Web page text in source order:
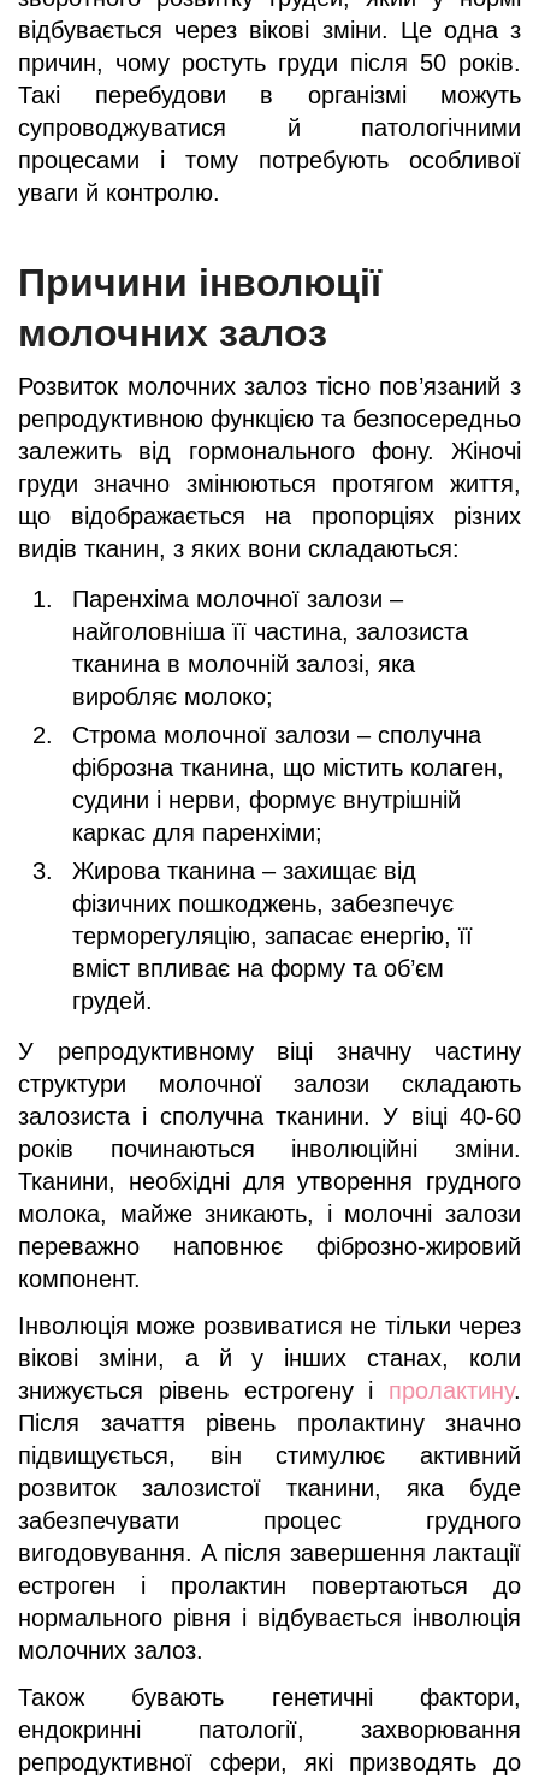
відбувається через вікові зміни. Це одна з
причин, чому ростуть груди після 50 років.
Такі перебудови в організмі можуть
супроводжуватися й патологічними
процесами і тому потребують особливої
уваги й контролю.
Причини інволюції
молочних залоз
Розвиток молочних залоз тісно пов’язаний з
репродуктивною функцією та безпосередньо
залежить від гормонального фону. Жіночі
груди значно змінюються протягом життя,
що відображається на пропорціях різних
видів тканин, з яких вони складаються:
Паренхіма молочної залози –
найголовніша її частина, залозиста
тканина в молочній залозі, яка
виробляє молоко;
Строма молочної залози – сполучна
фіброзна тканина, що містить колаген,
судини і нерви, формує внутрішній
каркас для паренхіми;
Жирова тканина – захищає від
фізичних пошкоджень, забезпечує
терморегуляцію, запасає енергію, її
вміст впливає на форму та об’єм
грудей.
У репродуктивному віці значну частину
структури молочної залози складають
залозиста і сполучна тканини. У віці 40-60
років починаються інволюційні зміни.
Тканини, необхідні для утворення грудного
молока, майже зникають, і молочні залози
переважно наповнює фіброзно-жировий
компонент.
Інволюція може розвиватися не тільки через
вікові зміни, а й у інших станах, коли
знижується рівень естрогену і пролактину.
Після зачаття рівень пролактину значно
підвищується, він стимулює активний
розвиток залозистої тканини, яка буде
забезпечувати процес грудного
вигодовування. А після завершення лактації
естроген і пролактин повертаються до
нормального рівня і відбувається інволюція
молочних залоз.
Також бувають генетичні фактори,
ендокринні патології, захворювання
репродуктивної сфери, які призводять до